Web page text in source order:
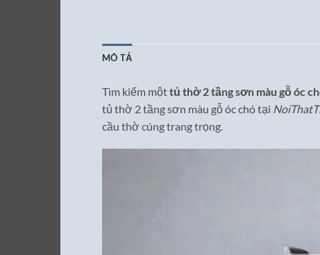
MÔ TẢ
Tìm kiếm mộttủ thờ 2 tầng sơn màu gỗ óc
tủ thờ 2 tầng sơn màu gỗ óc chó tại
cầu thờ cúng trang trọng.